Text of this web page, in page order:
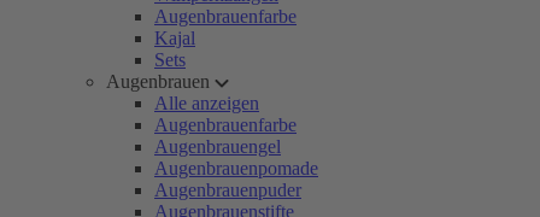
Augenbrauenfarbe
Kajal
Sets
Augenbrauen
Alle anzeigen
Augenbrauenfarbe
Augenbrauengel
Augenbrauenpomade
Augenbrauenpuder
Augenbrauenstifte